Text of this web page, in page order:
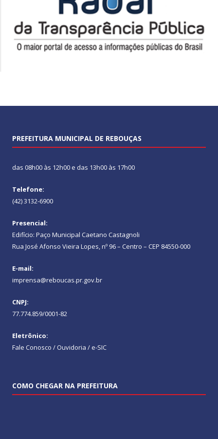
PREFEITURA MUNICIPAL DE REBOUÇAS
das 08h00 às 12h00 e das 13h00 às 17h00
Telefone:
(42) 3132-6900
Presencial:
Edifício: Paço Municipal Caetano Castagnoli
Rua José Afonso Vieira Lopes, nº 96 – Centro – CEP 84550-000
E-mail:
imprensa@reboucas.pr.gov.br
CNPJ:
77.774.859/0001-82
Eletrônico:
Fale Conosco / Ouvidoria / e-SIC
COMO CHEGAR NA PREFEITURA